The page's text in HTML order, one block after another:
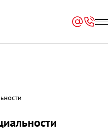
upload/crm/tag/